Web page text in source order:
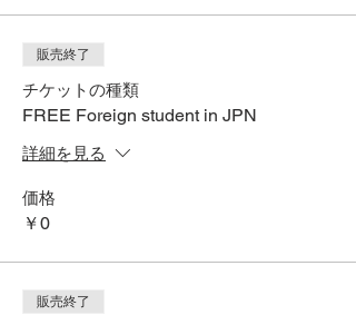
販売終了
チケットの種類
FREE Foreign student in JPN
詳細を見る
価格
￥0
販売終了